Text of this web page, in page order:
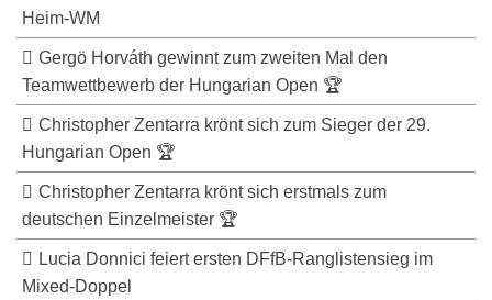
Heim-WM
Gergö Horváth gewinnt zum zweiten Mal den
Teamwettbewerb der Hungarian Open 🏆
Christopher Zentarra krönt sich zum Sieger der 29.
Hungarian Open 🏆
Christopher Zentarra krönt sich erstmals zum
deutschen Einzelmeister 🏆
Lucia Donnici feiert ersten DFfB-Ranglistensieg im
Mixed-Doppel